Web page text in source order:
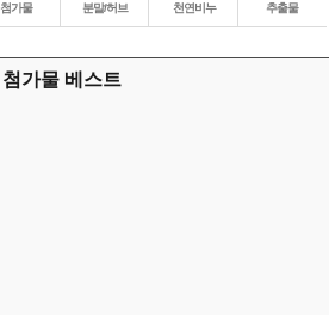
첨가물 분말/허브 천연비누 추출물
첨가물 베스트